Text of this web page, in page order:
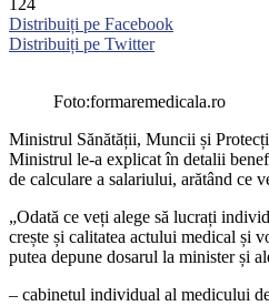
124
Distribuiți pe Facebook
Distribuiți pe Twitter
Foto:formaremedicala.ro
Ministrul Sănătății, Muncii și
Ministrul le-a explicat în detalii
de calculare a salariului, arătând ce
„Odată ce veți alege să lucrați
crește și calitatea actului medical și
putea depune dosarul la minister și
– cabinetul individual al medicului